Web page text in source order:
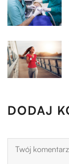
DODAJ